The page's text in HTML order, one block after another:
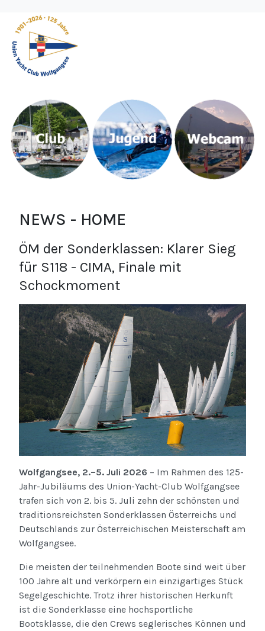
NEWS - HOME
ÖM der Sonderklassen: Klarer Sieg
für S118 - CIMA, Finale mit
Schockmoment
Wolfgangsee, 2.–5. Juli 2026 – Im Rahmen des 125-
Jahr-Jubiläums des Union-Yacht-Club Wolfgangsee
trafen sich von 2. bis 5. Juli zehn der schönsten und
traditionsreichsten Sonderklassen Österreichs und
Deutschlands zur Österreichischen Meisterschaft am
Wolfgangsee.
Die meisten der teilnehmenden Boote sind weit über
100 Jahre alt und verkörpern ein einzigartiges Stück
Segelgeschichte. Trotz ihrer historischen Herkunft
ist die Sonderklasse eine hochsportliche
Bootsklasse, die den Crews seglerisches Können und